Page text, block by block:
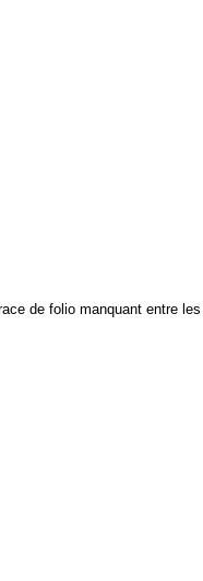
de folio manquant entre